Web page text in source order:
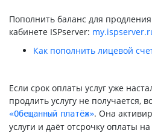
Пополнить баланс для
кабинете ISPserver:
Как пополнить лицевой
Если срок оплаты услуг уже
продлить услугу не получается,
«Обещанный платёж». Она
услуги и даёт отсрочку оплаты